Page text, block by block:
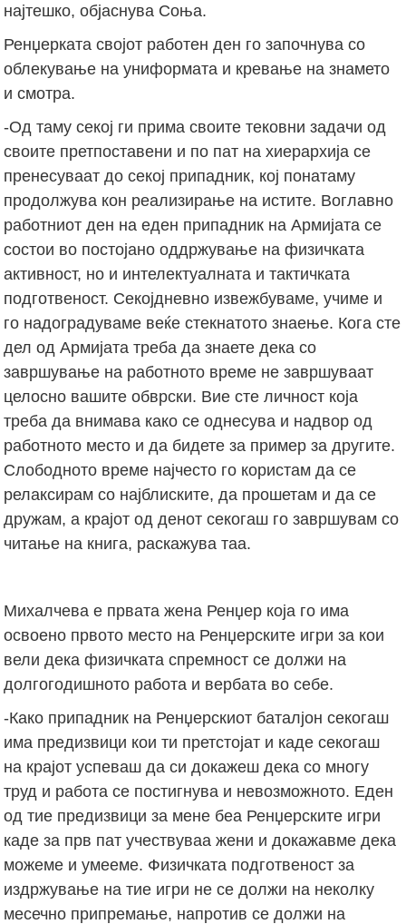
најтешко, објаснува Соња.
Ренџерката својот работен ден го започнува со
облекување на униформата и кревање на знамето
и смотра.
-Од таму секој ги прима своите тековни задачи од
своите претпоставени и по пат на хиерархија се
пренесуваат до секој припадник, кој понатаму
продолжува кон реализирање на истите. Воглавно
работниот ден на еден припадник на Армијата се
состои во постојано оддржување на физичката
активност, но и интелектуалната и тактичката
подготвеност. Секојдневно извежбуваме, учиме и
го надоградуваме веќе стекнатото знаење. Кога сте
дел од Армијата треба да знаете дека со
завршување на работното време не завршуваат
целосно вашите обврски. Вие сте личност која
треба да внимава како се однесува и надвор од
работното место и да бидете за пример за другите.
Слободното време најчесто го користам да се
релаксирам со најблиските, да прошетам и да се
дружам, а крајот од денот секогаш го завршувам со
читање на книга, раскажува таа.
Михалчева е првата жена Ренџер која го има
освоено првото место на Ренџерските игри за кои
вели дека физичката спремност се должи на
долгогодишното работа и вербата во себе.
-Како припадник на Ренџерскиот баталјон секогаш
има предизвици кои ти претстојат и каде секогаш
на крајот успеваш да си докажеш дека со многу
труд и работа се постигнува и невозможното. Еден
од тие предизвици за мене беа Ренџерските игри
каде за прв пат учествуваа жени и докажавме дека
можеме и умееме. Физичката подготвеност за
издржување на тие игри не се должи на неколку
месечно припремање, напротив се должи на